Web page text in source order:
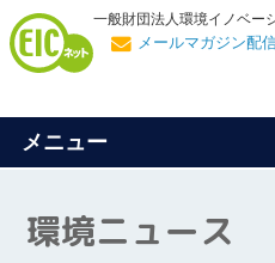
一般財団法人環境イノベー
メールマガジン配
メニュー
環境ニュース